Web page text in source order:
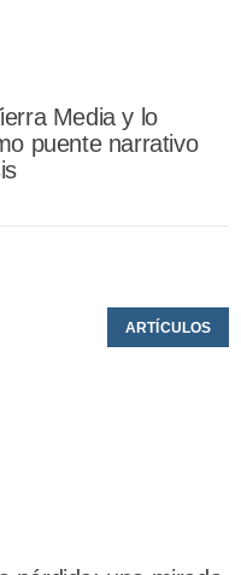
Media y lo
puente narrativo
ARTÍCULOS